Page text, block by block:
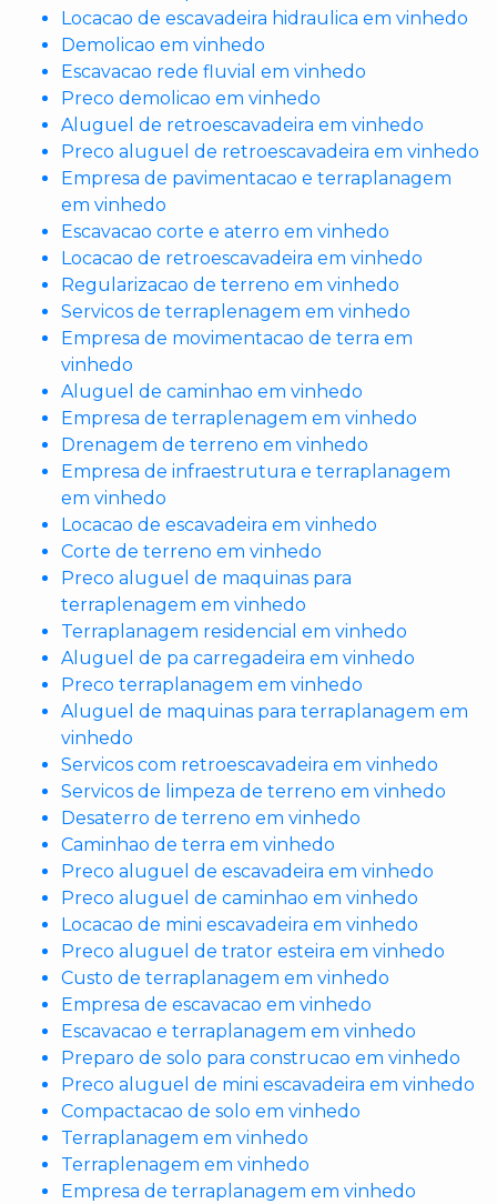
Locacao de escavadeira hidraulica em vinhedo
Demolicao em vinhedo
Escavacao rede fluvial em vinhedo
Preco demolicao em vinhedo
Aluguel de retroescavadeira em vinhedo
Preco aluguel de retroescavadeira em vinhedo
Empresa de pavimentacao e terraplanagem
em vinhedo
Escavacao corte e aterro em vinhedo
Locacao de retroescavadeira em vinhedo
Regularizacao de terreno em vinhedo
Servicos de terraplenagem em vinhedo
Empresa de movimentacao de terra em
vinhedo
Aluguel de caminhao em vinhedo
Empresa de terraplenagem em vinhedo
Drenagem de terreno em vinhedo
Empresa de infraestrutura e terraplanagem
em vinhedo
Locacao de escavadeira em vinhedo
Corte de terreno em vinhedo
Preco aluguel de maquinas para
terraplenagem em vinhedo
Terraplanagem residencial em vinhedo
Aluguel de pa carregadeira em vinhedo
Preco terraplanagem em vinhedo
Aluguel de maquinas para terraplanagem em
vinhedo
Servicos com retroescavadeira em vinhedo
Servicos de limpeza de terreno em vinhedo
Desaterro de terreno em vinhedo
Caminhao de terra em vinhedo
Preco aluguel de escavadeira em vinhedo
Preco aluguel de caminhao em vinhedo
Locacao de mini escavadeira em vinhedo
Preco aluguel de trator esteira em vinhedo
Custo de terraplanagem em vinhedo
Empresa de escavacao em vinhedo
Escavacao e terraplanagem em vinhedo
Preparo de solo para construcao em vinhedo
Preco aluguel de mini escavadeira em vinhedo
Compactacao de solo em vinhedo
Terraplanagem em vinhedo
Terraplenagem em vinhedo
Empresa de terraplanagem em vinhedo